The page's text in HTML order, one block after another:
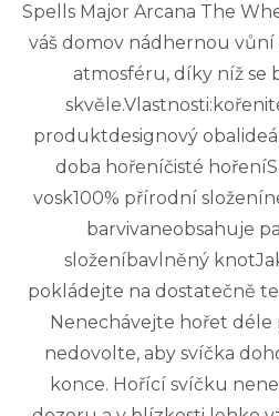
Spells Major Arcana The
váš domov nádhernou
atmosféru, díky níž se
produktdesignový
doba hořeníčisté
vosk100% přírodní
barvivaneobsahuje
složeníbavlněný
pokládejte na dostatečně
Nenechávejte hořet déle
nedovolte, aby svíčka
konce. Hořící svíčku